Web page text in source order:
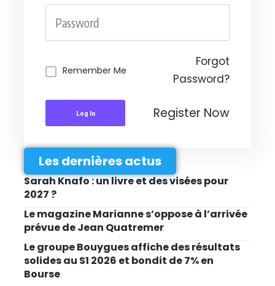
Remember Me
Forgot
Password?
Log In Register Now
Les dernières actus
Sarah Knafo : un livre et des visées pour
2027 ?
Le magazine Marianne s’oppose à l’arrivée
prévue de Jean Quatremer
Le groupe Bouygues affiche des résultats
solides au S1 2026 et bondit de 7% en
Bourse